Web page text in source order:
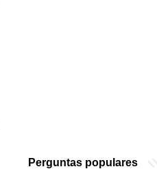
Perguntas populares